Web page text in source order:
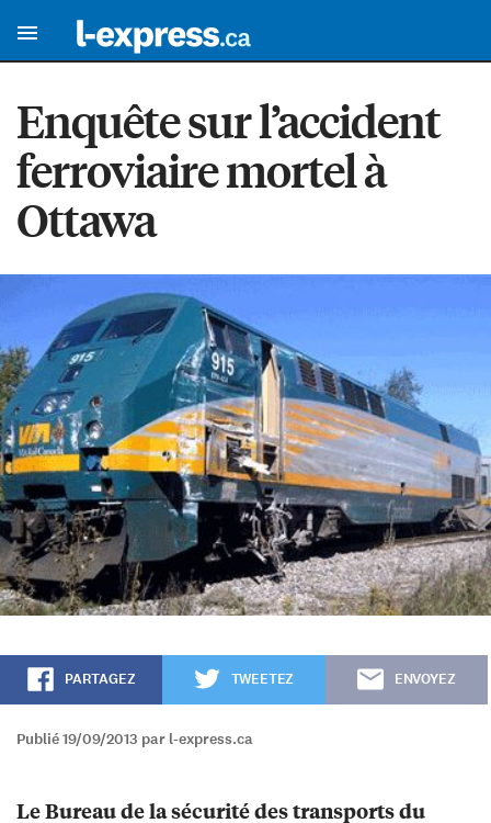
Enquête sur l’accident
ferroviaire mortel à
Ottawa
PARTAGEZ TWEETEZ ENVOYEZ
Publié 19/09/2013 par l-express.ca
Le Bureau de la sécurité des transports du